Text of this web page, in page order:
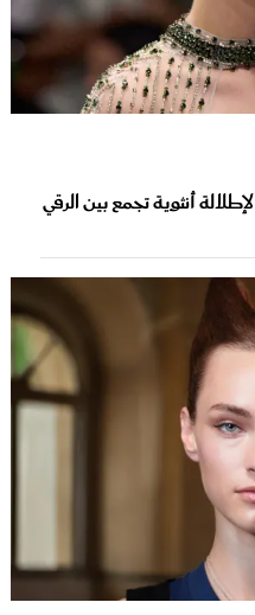
أبرز صيحات مكياج خريف 2025 لإطلالة أنثوية تجمع بين الرقي